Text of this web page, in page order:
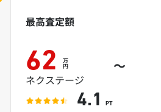
最高査定額
62 万
円 ～
ネクステージ
4.1 PT